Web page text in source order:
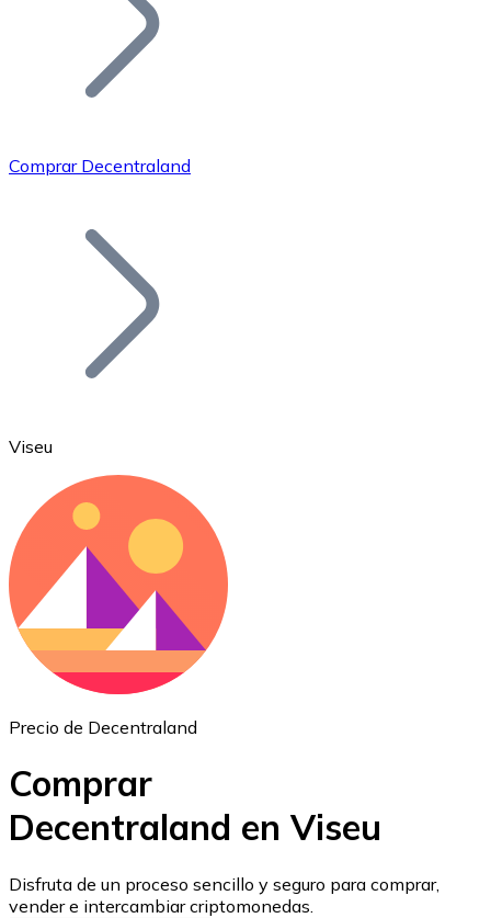
Bitcoin
Ethereum
USD Coin
Comprar Decentraland
Viseu
Precio de Decentraland
Comprar
Decentraland en Viseu
Disfruta de un proceso sencillo y seguro para comprar,
vender e intercambiar criptomonedas.